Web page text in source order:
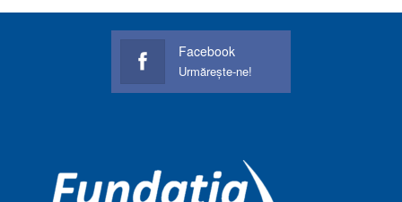
Facebook
Urmărește-ne!